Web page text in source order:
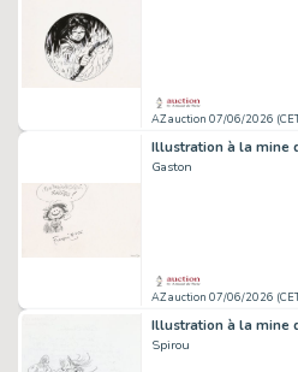
AZ auction 07/06/2026
Gaston
AZ auction 07/06/2026
Spirou